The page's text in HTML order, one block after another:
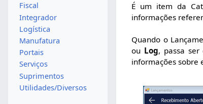
É um item da
informações
Quando o
ou Log, passa ser
informações sobre
Fiscal
Integrador
Logística
Manufatura
Portais
Serviços
Suprimentos
Utilidades/Diversos